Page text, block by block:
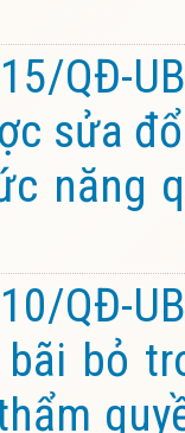
QĐ-
sửa
năng
QĐ-
bỏ